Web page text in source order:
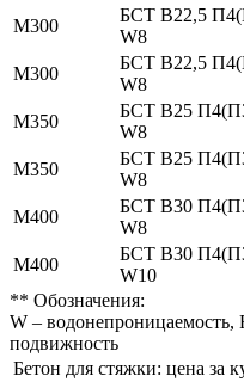
М300
БСТ В22,5
W8
М300
БСТ В22,5
W8
М350
БСТ В25
W8
М350
БСТ В25
W8
М400
БСТ В30
W8
М400
БСТ В30
W10
** Обозначения:
W – водонепроницаемость,
подвижность
Бетон для стяжки: цена за